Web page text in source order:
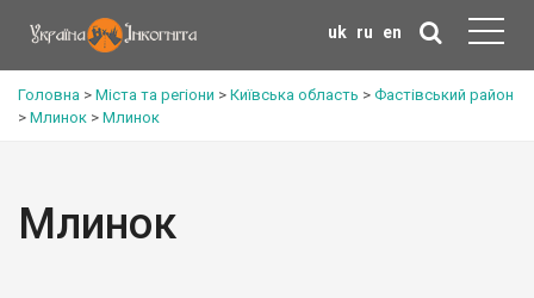
uk ru en
Головна > Міста та регіони > Київська область > Фастівський район
> Млинок > Млинок
Млинок